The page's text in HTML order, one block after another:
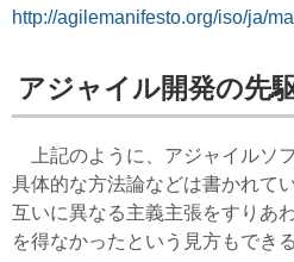
http://agilemanifesto.org/iso/ja/
アジャイル開発の先
上記のように、アジャイルソ
具体的な方法論などは書かれて
互いに異なる主義主張をすりあ
を得なかったという見方もでき